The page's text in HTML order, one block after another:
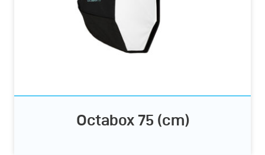
Octabox 75 (cm)